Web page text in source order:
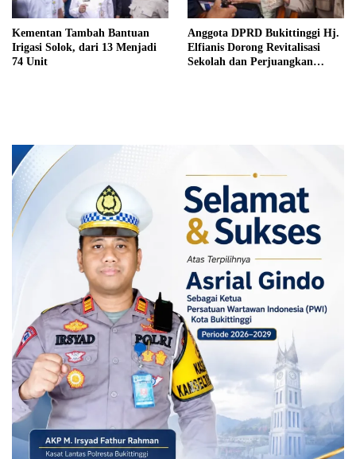
Kementan Tambah Bantuan
Irigasi Solok, dari 13 Menjadi
74 Unit
Anggota DPRD Bukittinggi Hj.
Elfianis Dorong Revitalisasi
Sekolah dan Perjuangkan